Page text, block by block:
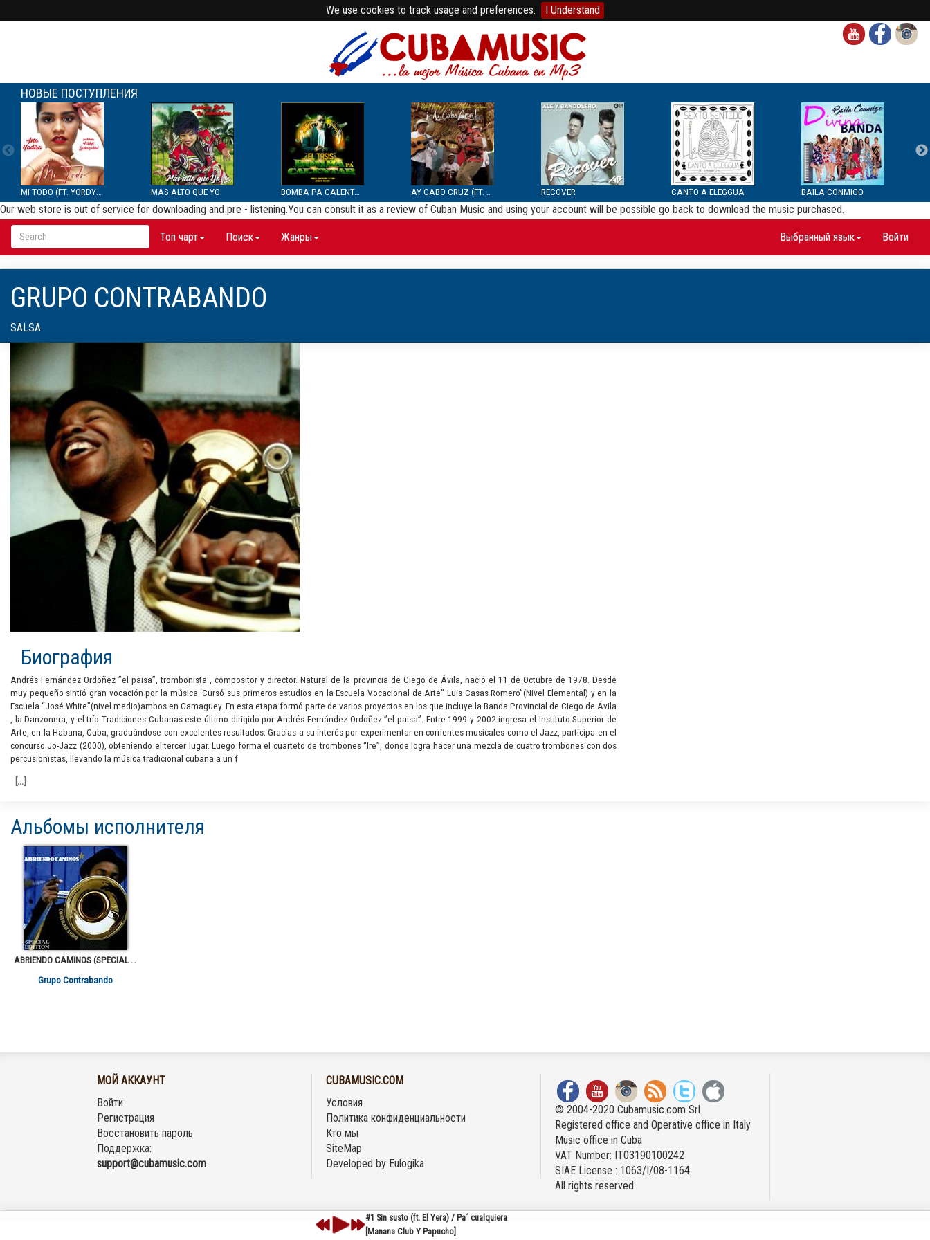
We use cookies to track usage and preferences. I Understand
НОВЫЕ ПОСТУПЛЕНИЯ
MAS ALTO QUE YO BOMBA PA CALENTAR RECOVER CANTO A ELEGGUÁ BAILA CONMIGO
Our web store is out of service for downloading and pre - listening.You can consult it as a review of Cuban Music and using your account will be possible go back to download the music purchased.
Топ чарт Поиск Жанры Выбранный язык Войти
GRUPO CONTRABANDO
SALSA
Биография
Andrés Fernández Ordoñez ”el paisa”, trombonista , compositor y director. Natural de la provincia de Ciego de Ávila, nació el 11 de Octubre de 1978. Desde
muy pequeño sintió gran vocación por la música. Cursó sus primeros estudios en la Escuela Vocacional de Arte” Luis Casas Romero”(Nivel Elemental) y en la
Escuela “José White”(nivel medio)ambos en Camaguey. En esta etapa formó parte de varios proyectos en los que incluye la Banda Provincial de Ciego de Ávila
, la Danzonera, y el trío Tradiciones Cubanas este último dirigido por Andrés Fernández Ordoñez ”el paisa”. Entre 1999 y 2002 ingresa el Instituto Superior de
Arte, en la Habana, Cuba, graduándose con excelentes resultados. Gracias a su interés por experimentar en corrientes musicales como el Jazz, participa en el
concurso Jo-Jazz (2000), obteniendo el tercer lugar. Luego forma el cuarteto de trombones “Ire”, donde logra hacer una mezcla de cuatro trombones con dos
percusionistas, llevando la música tradicional cubana a un f
Альбомы исполнителя
ABRIENDO CAMINOS (SPECIAL EDITION)
Grupo Contrabando
МОЙ АККАУНТ
Войти
Регистрация
Восстановить пароль
Поддержка:
support@cubamusic.com
CUBAMUSIC.COM
Условия
Политика конфиденциальности
Кто мы
SiteMap
Developed by Eulogika
© 2004-2020 Cubamusic.com Srl
Registered office and Operative office in Italy
Music office in Cuba
VAT Number: IT03190100242
SIAE License : 1063/I/08-1164
All rights reserved
#1 Sin susto (ft. El Yera) / Pa´ cualquiera
[Manana Club Y Papucho]